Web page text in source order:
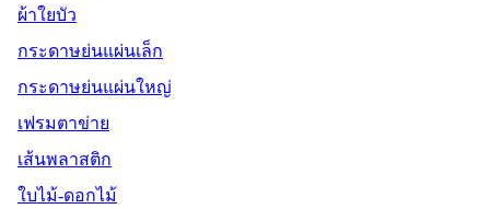
ผ้าใยบัว
กระดาษย่นแผ่นเล็ก
กระดาษย่นแผ่นใหญ่
เฟรมตาข่าย
เส้นพลาสติก
ใบไม้-ดอกไม้